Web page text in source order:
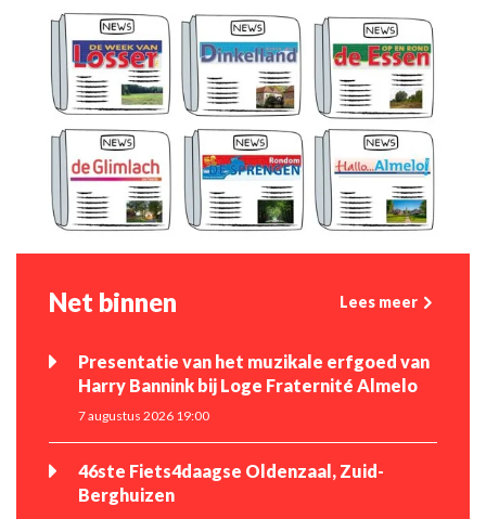
Net binnen Lees meer
Presentatie van het muzikale erfgoed van
Harry Bannink bij Loge Fraternité Almelo
7 augustus 2026 19:00
46ste Fiets4daagse Oldenzaal, Zuid-
Berghuizen